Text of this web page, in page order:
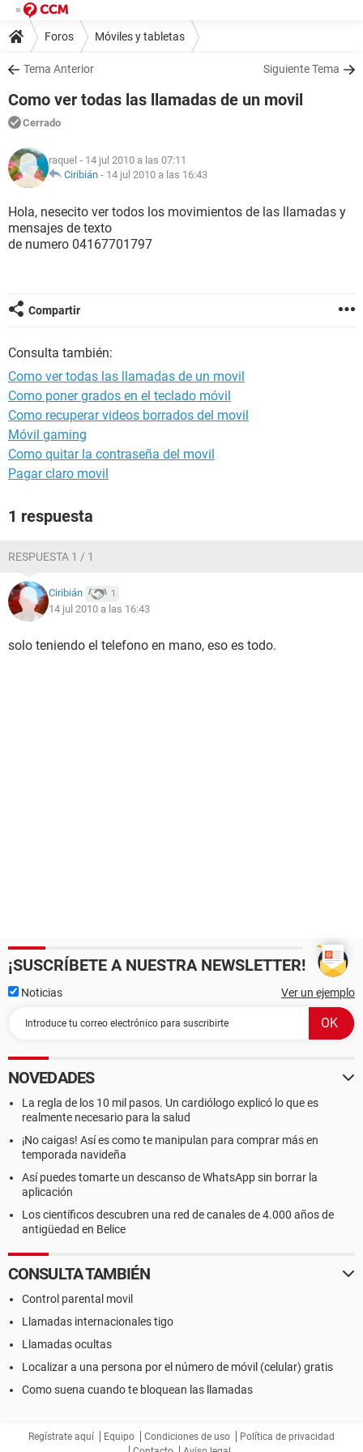
Foros Móviles y tabletas
Tema Anterior Siguiente Tema
Como ver todas las llamadas de un movil
Cerrado
raquel - 14 jul 2010 a las 07:11
Ciribián - 14 jul 2010 a las 16:43
Hola, nesecito ver todos los movimientos de las llamadas y
mensajes de texto
de numero 04167701797
Compartir
Consulta también:
Como ver todas las llamadas de un movil
Como poner grados en el teclado móvil
Como recuperar videos borrados del movil
Móvil gaming
Como quitar la contraseña del movil
Pagar claro movil
1 respuesta
RESPUESTA 1 / 1
Ciribián 1
14 jul 2010 a las 16:43
solo teniendo el telefono en mano, eso es todo.
¡SUSCRÍBETE A NUESTRA NEWSLETTER!
Noticias Ver un ejemplo
NOVEDADES
La regla de los 10 mil pasos. Un cardiólogo explicó lo que es
realmente necesario para la salud
¡No caigas! Así es como te manipulan para comprar más en
temporada navideña
Así puedes tomarte un descanso de WhatsApp sin borrar la
aplicación
Los científicos descubren una red de canales de 4.000 años de
antigüedad en Belice
CONSULTA TAMBIÉN
Control parental movil
Llamadas internacionales tigo
Llamadas ocultas
Localizar a una persona por el número de móvil (celular) gratis
Como suena cuando te bloquean las llamadas
Regístrate aquí Equipo Condiciones de uso
Política de privacidad